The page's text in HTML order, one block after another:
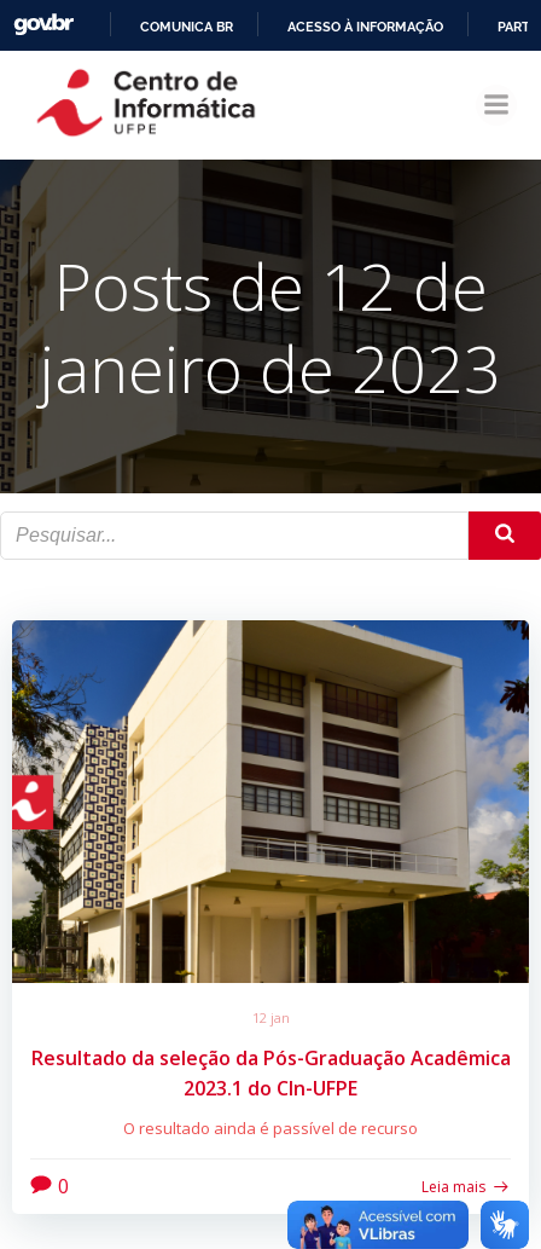
CONTEÚDO
COMUNICA BR ACESSO À INFORMAÇÃO
Posts de 12 de
janeiro de 2023
12 jan
Resultado da seleção da Pós-Graduação Acadêmica
2023.1 do CIn-UFPE
O resultado ainda é passível de recurso
0 Leia mais